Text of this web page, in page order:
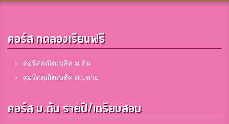
คอร์ส ทดลองเรียนฟรี
คอร์สคณิตเบสิค ม.ต้น
คอร์สคณิตเบสิค ม.ปลาย
คอร์ส ม.ต้น รายปี/เตรียมสอบ